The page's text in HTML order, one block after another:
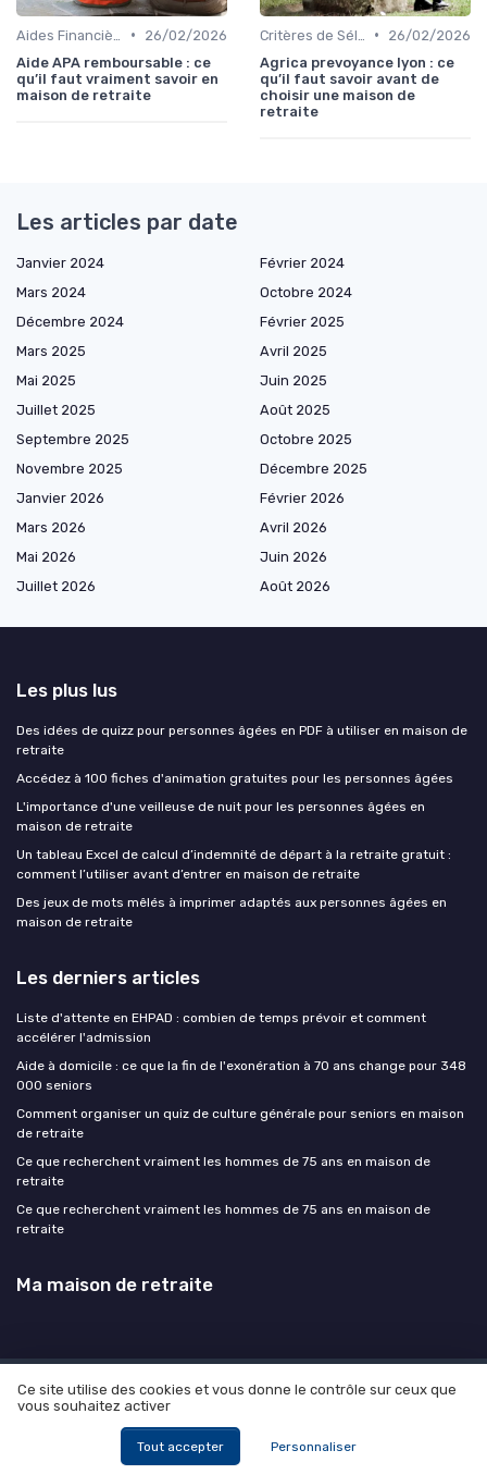
•
26/02/2026
Aide APA remboursable : ce
qu’il faut vraiment savoir en
maison de retraite
•
26/02/2026
Agrica prevoyance lyon : ce
qu’il faut savoir avant de
choisir une maison de
retraite
Les articles par date
Janvier 2024
Février 2024
Mars 2024
Octobre 2024
Décembre 2024
Février 2025
Mars 2025
Avril 2025
Mai 2025
Juin 2025
Juillet 2025
Août 2025
Septembre 2025
Octobre 2025
Novembre 2025
Décembre 2025
Janvier 2026
Février 2026
Mars 2026
Avril 2026
Mai 2026
Juin 2026
Juillet 2026
Août 2026
Les plus lus
Des idées de quizz pour personnes âgées en PDF à utiliser en maison de
retraite
Accédez à 100 fiches d'animation gratuites pour les personnes âgées
L'importance d'une veilleuse de nuit pour les personnes âgées en
maison de retraite
Un tableau Excel de calcul d’indemnité de départ à la retraite gratuit :
comment l’utiliser avant d’entrer en maison de retraite
Des jeux de mots mêlés à imprimer adaptés aux personnes âgées en
maison de retraite
Les derniers articles
Liste d'attente en EHPAD : combien de temps prévoir et comment
accélérer l'admission
Aide à domicile : ce que la fin de l'exonération à 70 ans change pour 348
000 seniors
Comment organiser un quiz de culture générale pour seniors en maison
de retraite
Ce que recherchent vraiment les hommes de 75 ans en maison de
retraite
Ce que recherchent vraiment les hommes de 75 ans en maison de
retraite
Ma maison de retraite
Mentions légales Politique de confidentialité
Devis
© Ma maison de retraite 2026
Ce site utilise des cookies et vous donne le contrôle sur ceux que
vous souhaitez activer
Tout accepter Personnaliser